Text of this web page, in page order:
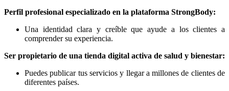
Perfil profesional especializado en la plataforma StrongBody:
Una identidad clara y creíble que ayude a los clientes a
comprender su experiencia.
Ser propietario de una tienda digital activa de salud y bienestar:
Puedes publicar tus servicios y llegar a millones de clientes de
diferentes países.